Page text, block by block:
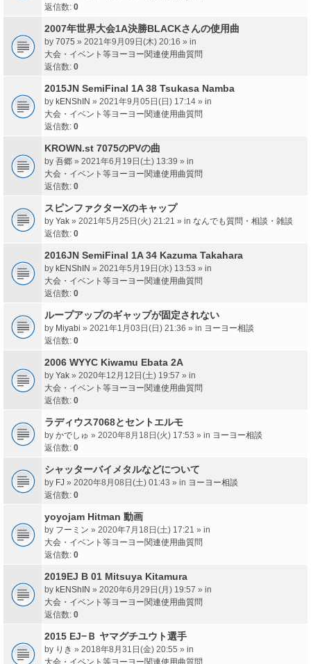
返信数: 0
2007年世界大会1A決勝BLACKさんの使用曲
by 7075 » 2021年9月09日(木) 20:16 » in
大会・イベント等ヨーヨー関連使用曲質問
返信数: 0
2015JN SemiFinal 1A 38 Tsukasa Namba
by kENShIN » 2021年9月05日(日) 17:14 » in
大会・イベント等ヨーヨー関連使用曲質問
返信数: 0
KROWN.st 7075のPVの曲
by 吾郷 » 2021年6月19日(土) 13:39 » in
大会・イベント等ヨーヨー関連使用曲質問
返信数: 0
スピンファクターXのキャップ
by Yak » 2021年5月25日(火) 21:21 » in なんでも質問・相談・雑談
返信数: 0
2016JN SemiFinal 1A 34 Kazuma Takahara
by kENShIN » 2021年5月19日(水) 13:53 » in
大会・イベント等ヨーヨー関連使用曲質問
返信数: 0
ループアップのギャップが固定されない
by Miyabi » 2021年1月03日(日) 21:36 » in ヨーヨー相談
返信数: 0
2006 WYYC Kiwamu Ebata 2A
by Yak » 2020年12月12日(土) 19:57 » in
大会・イベント等ヨーヨー関連使用曲質問
返信数: 0
ラディウス7068とセントエルモ
by かでしゅ » 2020年8月18日(火) 17:53 » in ヨーヨー相談
返信数: 0
シャッターバイメタルなどについて
by FJ » 2020年8月08日(土) 01:43 » in ヨーヨー相談
返信数: 0
yoyojam Hitman 動画
by フーミン » 2020年7月18日(土) 17:21 » in
大会・イベント等ヨーヨー関連使用曲質問
返信数: 0
2019EJ B 01 Mitsuya Kitamura
by kENShIN » 2020年6月29日(月) 19:57 » in
大会・イベント等ヨーヨー関連使用曲質問
返信数: 0
2015 EJ−Ｂ ヤマグチユウト選手
by りき » 2018年8月31日(金) 20:55 » in
大会・イベント等ヨーヨー関連使用曲質問